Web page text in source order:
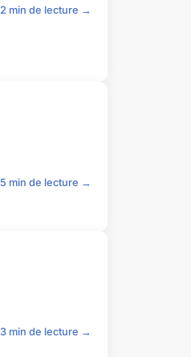
2 min de lecture →
5 min de lecture →
3 min de lecture →